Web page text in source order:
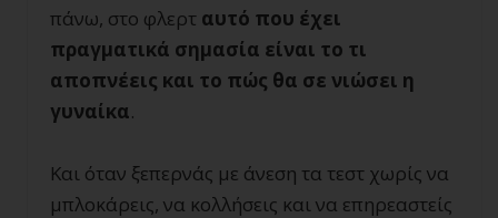
πάνω, στο φλερτ αυτό που έχει
πραγματικά σημασία είναι το τι
αποπνέεις και το πώς θα σε νιώσει η
γυναίκα.
Και όταν ξεπερνάς με άνεση τα τεστ χωρίς να
μπλοκάρεις, να κολλήσεις και να επηρεαστείς